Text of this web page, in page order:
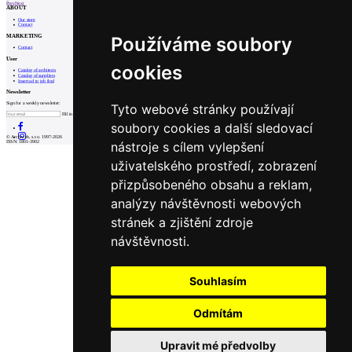
Používáme soubory
cookies
Tyto webové stránky používají
soubory cookies a další sledovací
nástroje s cílem vylepšení
uživatelského prostředí, zobrazení
přizpůsobeného obsahu a reklam,
analýzy návštěvnosti webových
stránek a zjištění zdroje
návštěvnosti.
Souhlasím
Odmítám
Upravit mé předvolby
PrevNext
ABOUT
Our store
Contact
MARKETING
Contact
User
Catalog of architects
Catalog of suppliers
Insert ad to job find
Newsletter
Sign for a weekly newsletter:
Fill in „nospam“
© Archiweb, s.r.o. 1997-2026
ISSN: 1801-3902